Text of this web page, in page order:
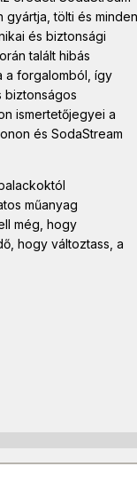
gyártja, tölti és minden
és biztonsági
talált hibás
a forgalomból, így
biztonságos
ismertetőjegyei a
és SodaStream
műanyag
még, hogy
hogy változtass, a